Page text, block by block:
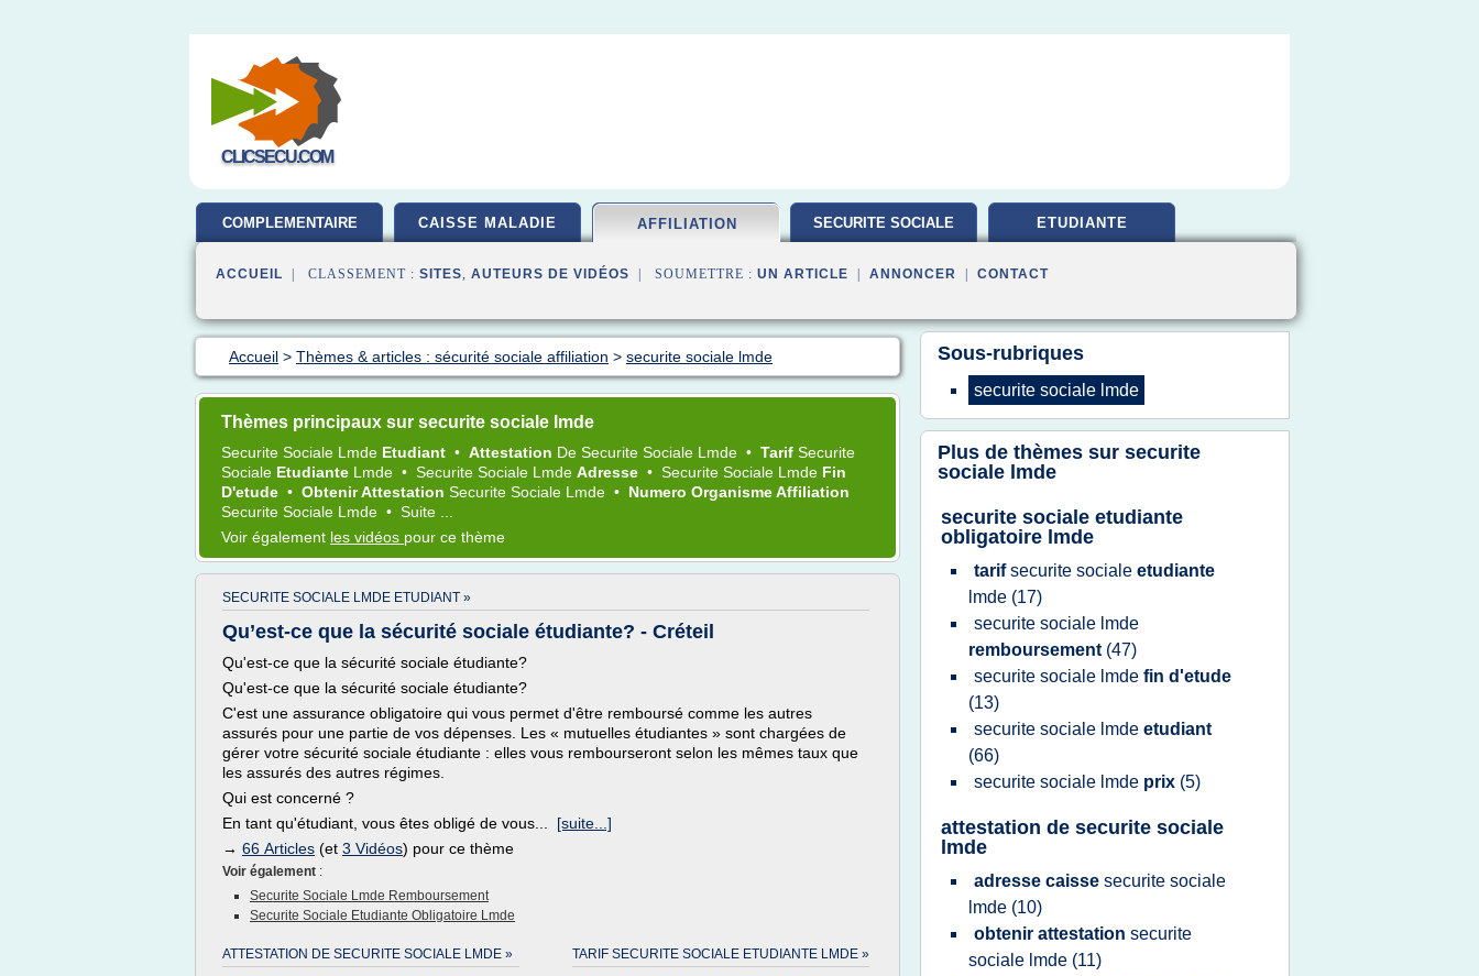
CLICSECU.COM
COMPLEMENTAIRE CAISSE MALADIE AFFILIATION SECURITE SOCIALE ETUDIANTE
ACCUEIL | CLASSEMENT : SITES, AUTEURS DE VIDÉOS | SOUMETTRE : UN ARTICLE ANNONCER CONTACT
Accueil > Thèmes & articles : sécurité sociale affiliation > securite sociale lmde
Thèmes principaux sur securite sociale lmde
Securite Sociale Lmde Etudiant • Attestation De Securite Sociale Lmde • Tarif Securite
Sociale Etudiante Lmde • Securite Sociale Lmde Adresse • Securite Sociale Lmde Fin
D'etude • Obtenir Attestation Securite Sociale Lmde • Numero Organisme Affiliation
Securite Sociale Lmde • Suite ...
Voir également les vidéos pour ce thème
SECURITE SOCIALE LMDE ETUDIANT »
Qu’est-ce que la sécurité sociale étudiante? - Créteil
Qu'est-ce que la sécurité sociale étudiante?
Qu'est-ce que la sécurité sociale étudiante?
C'est une assurance obligatoire qui vous permet d'être remboursé comme les autres
assurés pour une partie de vos dépenses. Les « mutuelles étudiantes » sont chargées de
gérer votre sécurité sociale étudiante : elles vous rembourseront selon les mêmes taux que
les assurés des autres régimes.
Qui est concerné ?
En tant qu'étudiant, vous êtes obligé de vous... [suite...]
→ 66 Articles (et 3 Vidéos) pour ce thème
Voir également :
Securite Sociale Lmde Remboursement
Securite Sociale Etudiante Obligatoire Lmde
ATTESTATION DE SECURITE SOCIALE LMDE » TARIF SECURITE SOCIALE ETUDIANTE LMDE »
Sous-rubriques
securite sociale lmde
Plus de thèmes sur securite
sociale lmde
securite sociale etudiante
obligatoire lmde
tarifsecurite sociale etudiante
lmde (17)
securite sociale lmde
remboursement (47)
securite sociale lmde fin d'etude
(13)
securite sociale lmde etudiant
(66)
securite sociale lmde prix (5)
attestation de securite sociale
lmde
adresse caisse securite sociale
lmde (10)
obtenir attestation securite
sociale lmde (11)